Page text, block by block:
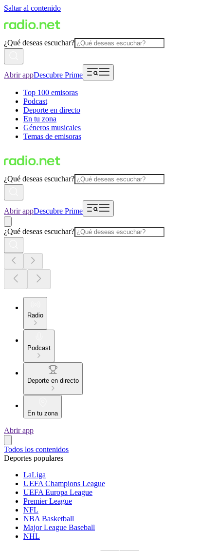
Saltar al contenido
¿Qué deseas escuchar?
Abrir appDescubre Prime
Top 100 emisoras
Podcast
Deporte en directo
En tu zona
Géneros musicales
Temas de emisoras
¿Qué deseas escuchar?
Abrir appDescubre Prime
¿Qué deseas escuchar?
Radio
Podcast
Deporte en directo
En tu zona
Abrir app
Todos los contenidos
Deportes populares
LaLiga
UEFA Champions League
UEFA Europa League
Premier League
NFL
NBA Basketball
Major League Baseball
NHL